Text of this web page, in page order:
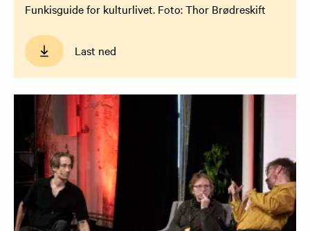
Funkisguide for kulturlivet. Foto: Thor Brødreskift
Last ned